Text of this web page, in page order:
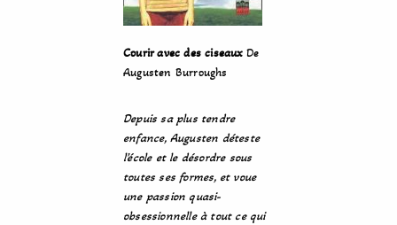
Courir avec des ciseauxDe
Augusten Burroughs
Depuis sa plus tendre
enfance, Augusten déteste
l’école et le désordre sous
toutes ses formes, et voue
une passion quasi-
obsessionnelle à tout ce qui